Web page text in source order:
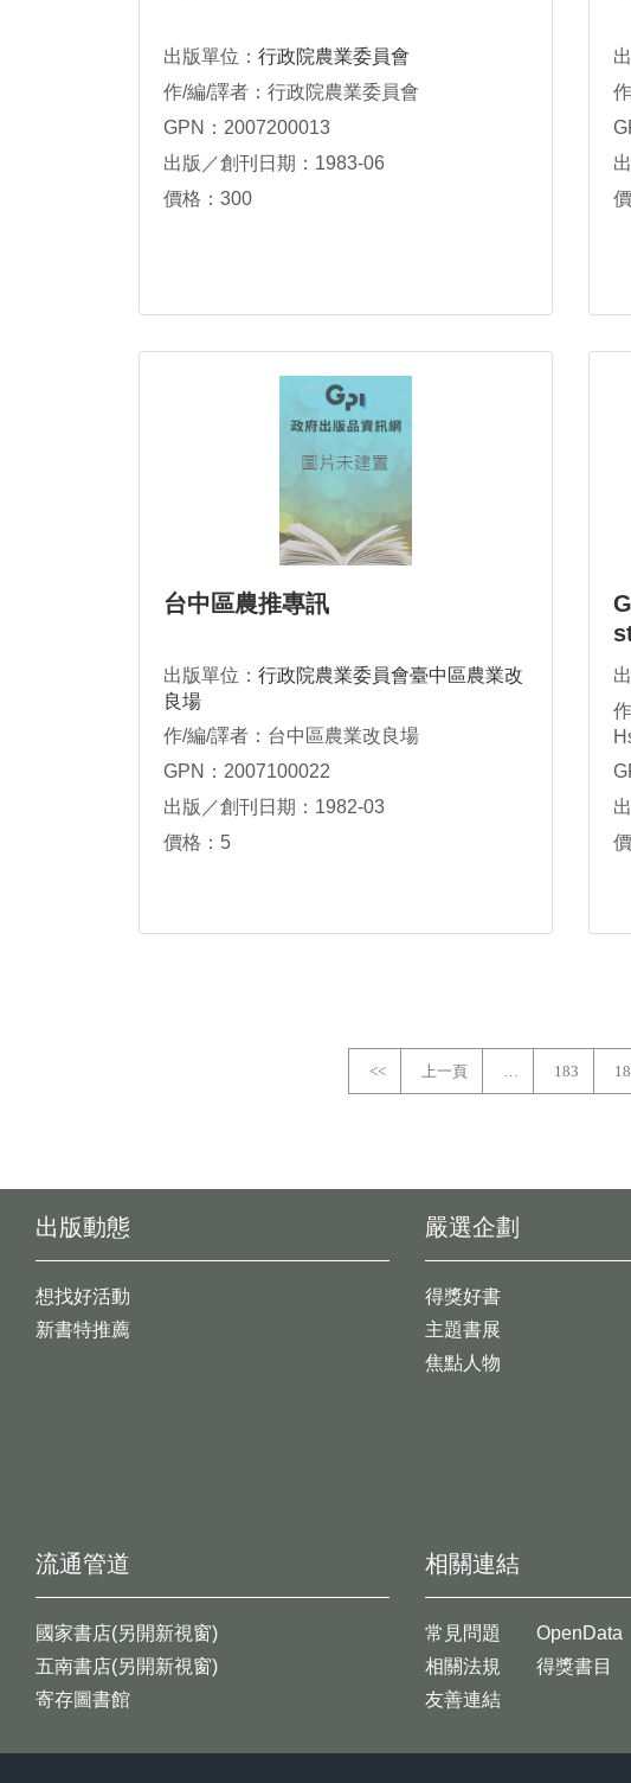
出版單位： 行政院農業委員會
作/編/譯者：行政院農業委員會
GPN：2007200013
出版／創刊日期：1983-06
價格：300
台中區農推專訊
出版單位： 行政院農業委員會臺中區農業改
良場
作/編/譯者：台中區農業改良場
GPN：2007100022
出版／創刊日期：1982-03
價格：5
<< 上一頁 … 183
出版動態
想找好活動
新書特推薦
嚴選企劃
得獎好書
主題書展
焦點人物
流通管道
國家書店(另開新視窗)
五南書店(另開新視窗)
寄存圖書館
相關連結
常見問題
相關法規
友善連結
OpenData
得獎書目